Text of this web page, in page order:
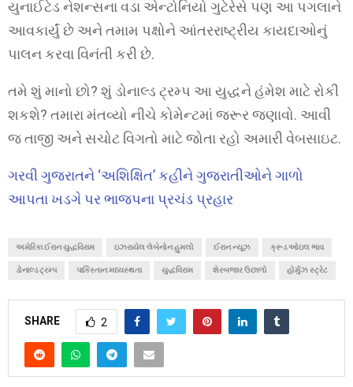
યુનાઈટેડ નેશન્સના વડા એન્ટોનિયો ગુટેરેસે પણ આ પગલાને
આવકાર્યું છે અને તમામ પક્ષોને આંતરરાષ્ટ્રીય કાયદાઓનું
પાલન કરવા વિનંતી કરી છે.
તમે શું માનો છો? શું ડોનાલ્ડ ટ્રમ્પ આ યુદ્ધને હંમેશ માટે રોકી
શકશે? તમારા મંતવ્યો નીચે કોમેન્ટમાં જરૂર જણાવો. આવી
જ તાજી અને સચોટ વિગતો માટે જોતા રહો અમારી વેબસાઇટ.
ગરવી ગુજરાતને ‘અશિક્ષિત’ કહીને ગુજરાતીઓને ગાળો
આપતા ખડગે પર ભાજપના પ્રચંડ પ્રહાર
અમેરિકા ઈરાન યુદ્ધવિરામ ઇઝરાયેલ લેબેનોન હુમલો ઈરાન ન્યૂઝ ક્રૂડ ઓઇલ ભાવ
ડોનાલ્ડ ટ્રમ્પ પાકિસ્તાન મધ્યસ્થતા યુદ્ધવિરામ શેરબજાર ઉછાળો હોર્મુઝ સ્ટ્રેટ
SHARE 2